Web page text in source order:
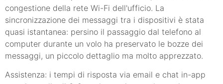
congestione della rete Wi-Fi dell'ufficio. La
sincronizzazione dei messaggi tra i dispositivi è stata
quasi istantanea: persino il passaggio dal telefono al
computer durante un volo ha preservato le bozze dei
messaggi, un piccolo dettaglio ma molto apprezzato.
Assistenza: i tempi di risposta via email e chat in-app